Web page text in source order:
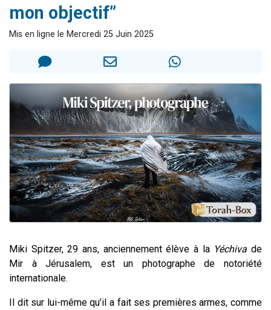
12 nouvelles musiques dans Torah-Box Music
2 personnes viennent de nous rejoindre sur WhatsApp
mon objectif”
Mis en ligne le Mercredi 25 Juin 2025
Miki Spitzer, 29 ans, anciennement élève à la Yéchiva de
Mir à Jérusalem, est un photographe de notoriété
internationale.
Il dit sur lui-même qu’il a fait ses premières armes, comme